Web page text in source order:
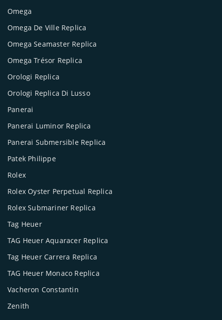
Omega
Omega De Ville Replica
Omega Seamaster Replica
Omega Trésor Replica
Orologi Replica
Orologi Replica Di Lusso
Panerai
Panerai Luminor Replica
Panerai Submersible Replica
Patek Philippe
Rolex
Rolex Oyster Perpetual Replica
Rolex Submariner Replica
Tag Heuer
TAG Heuer Aquaracer Replica
Tag Heuer Carrera Replica
TAG Heuer Monaco Replica
Vacheron Constantin
Zenith